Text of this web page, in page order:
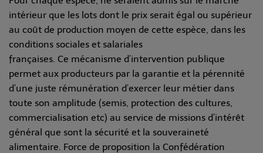
intérieur que les lots dont le prix serait égal ou supérieur
au coût de production moyen de cette espèce, dans les
conditions sociales et salariales
françaises. Ce mécanisme d’intervention publique
permet aux producteurs par la garantie et la pérennité
d’une juste rémunération d’exercer leur métier dans
toute son amplitude (semis, protection des cultures,
commercialisation etc) au service de missions d’intérêt
général que sont la sécurité et la souveraineté
alimentaire. Force de proposition la Confédération